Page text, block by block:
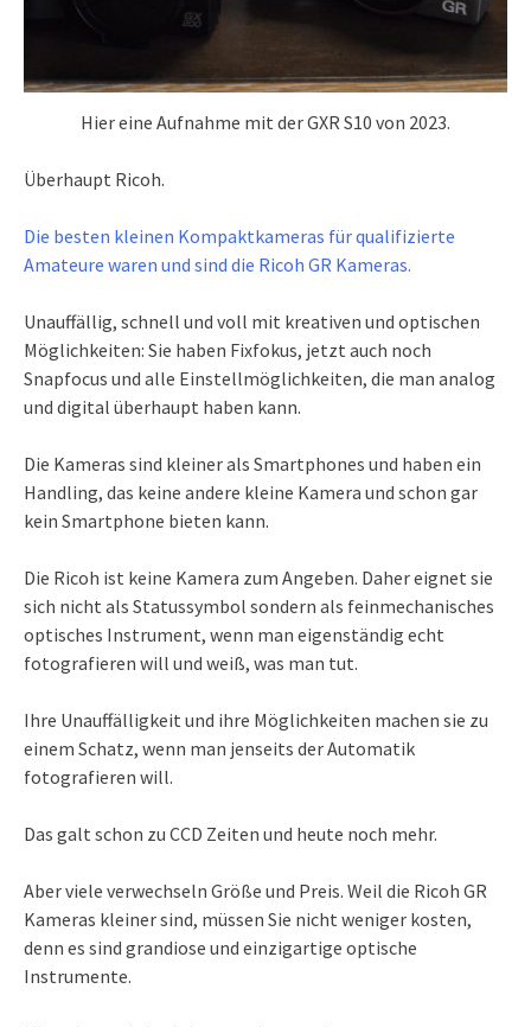
Hier eine Aufnahme mit der GXR S10 von 2023.
Überhaupt Ricoh.
Die besten kleinen Kompaktkameras für qualifizierte
Amateure waren und sind die Ricoh GR Kameras.
Unauffällig, schnell und voll mit kreativen und optischen
Möglichkeiten: Sie haben Fixfokus, jetzt auch noch
Snapfocus und alle Einstellmöglichkeiten, die man analog
und digital überhaupt haben kann.
Die Kameras sind kleiner als Smartphones und haben ein
Handling, das keine andere kleine Kamera und schon gar
kein Smartphone bieten kann.
Die Ricoh ist keine Kamera zum Angeben. Daher eignet sie
sich nicht als Statussymbol sondern als feinmechanisches
optisches Instrument, wenn man eigenständig echt
fotografieren will und weiß, was man tut.
Ihre Unauffälligkeit und ihre Möglichkeiten machen sie zu
einem Schatz, wenn man jenseits der Automatik
fotografieren will.
Das galt schon zu CCD Zeiten und heute noch mehr.
Aber viele verwechseln Größe und Preis. Weil die Ricoh GR
Kameras kleiner sind, müssen Sie nicht weniger kosten,
denn es sind grandiose und einzigartige optische
Instrumente.